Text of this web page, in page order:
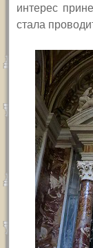
интерес
стала